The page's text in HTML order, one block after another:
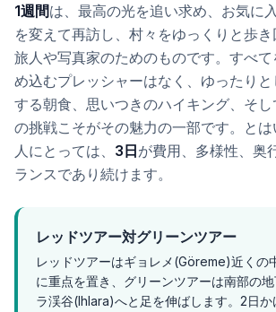
1週間は、最高の光を追い求め、お気に
を変えて再訪し、村々をゆっくりと歩
旅人や写真家のためのものです。すべ
め込むプレッシャーはなく、ゆったり
する朝食、思いつきのハイキング、そ
の挑戦こそがその魅力の一部です。と
人にとっては、 3日が費用、多様性、奥
ランスであり続けます。
レッドツアー対グリーンツアー
レッドツアーはギョレメ(Göreme)近くの
に重点を置き、グリーンツアーは南部の
ラ渓谷(Ihlara)へと足を伸ばします。2日か